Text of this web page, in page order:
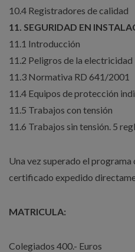
10.4 Registradores de calidad
11. SEGURIDAD EN
11.1 Introducción
11.2 Peligros de la electricidad
11.3 Normativa RD 641/2001
11.4 Equipos de protección
11.5 Trabajos con tensión
11.6 Trabajos sin tensión. 5
Una vez superado el
certificado expedido
MATRICULA:
Colegiados 400.- Euros